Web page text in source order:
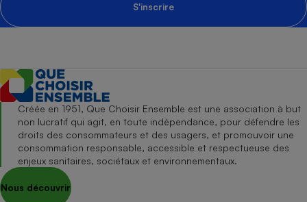
S'inscrire
Créée en 1951, Que Choisir Ensemble est une association à but
non lucratif qui agit, en toute indépendance, pour défendre les
droits des consommateurs et des usagers, et promouvoir une
consommation responsable, accessible et respectueuse des
enjeux sanitaires, sociétaux et environnementaux.
Nous découvrir